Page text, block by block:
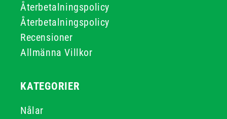
Återbetalningspolicy
Återbetalningspolicy
Recensioner
Allmänna Villkor
KATEGORIER
Nålar